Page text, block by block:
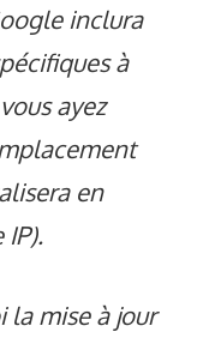
inclura
à
ayez
en
la mise à jour